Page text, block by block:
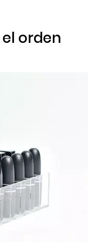
orden